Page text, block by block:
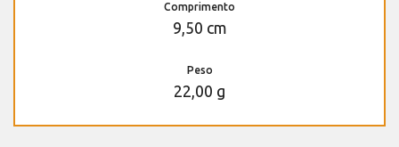
Comprimento
9,50 cm
Peso
22,00 g